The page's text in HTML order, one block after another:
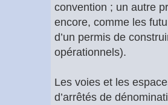
convention ; un autre
encore, comme les
d’un permis de
opérationnels).
Les voies et les
d’arrêtés de